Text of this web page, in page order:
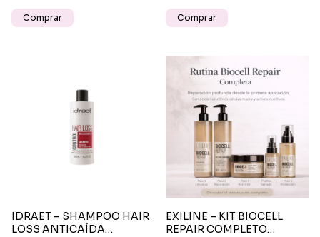
IDRAET – SHAMPOO HAIR
LOSS ANTICAÍDA
EXILINE – KIT BIOCELL
REPAIR COMPLETO